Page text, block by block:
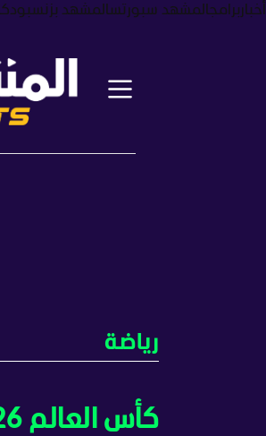
أخبار برامجالمشهد سبورتسالمشهد بزنس
رياضة